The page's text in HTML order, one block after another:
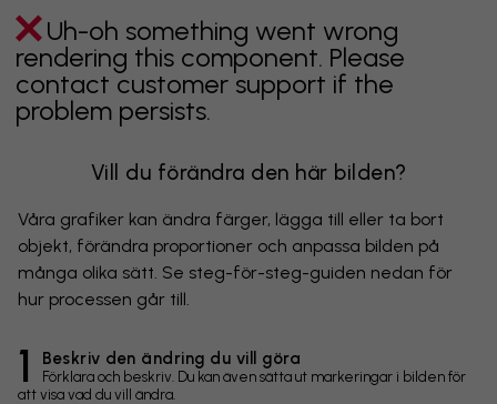
Uh-oh something went wrong
rendering this component. Please
contact customer support if the
problem persists.
Vill du förändra den här bilden?
Våra grafiker kan ändra färger, lägga till eller ta bort
objekt, förändra proportioner och anpassa bilden på
många olika sätt. Se steg-för-steg-guiden nedan för
hur processen går till.
1 Beskriv den ändring du vill göra
Förklara och beskriv. Du kan även sätta ut markeringar i bilden för
att visa vad du vill ändra.